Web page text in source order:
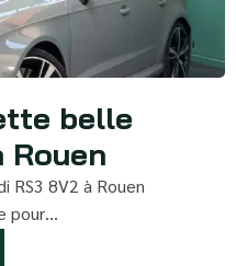
belle
Rouen
RS3 8V2 à Rouen
pour…